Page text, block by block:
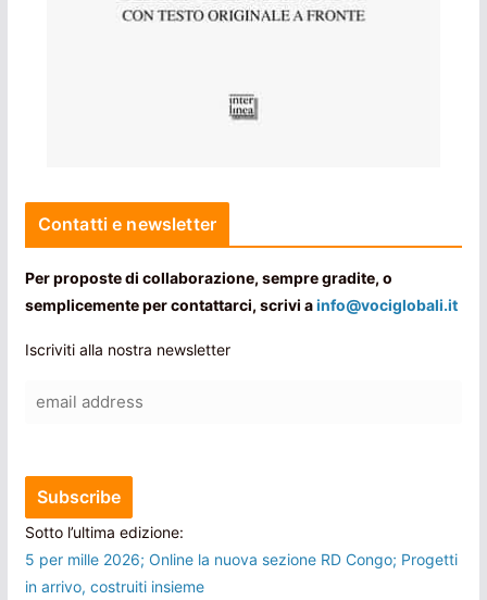
Contatti e newsletter
Per proposte di collaborazione, sempre gradite, o
semplicemente per contattarci, scrivi ainfo@vociglobali.it
Iscriviti alla nostra newsletter
Sotto l’ultima edizione:
5 per mille 2026; Online la nuova sezione RD Congo; Progetti
in arrivo, costruiti insieme